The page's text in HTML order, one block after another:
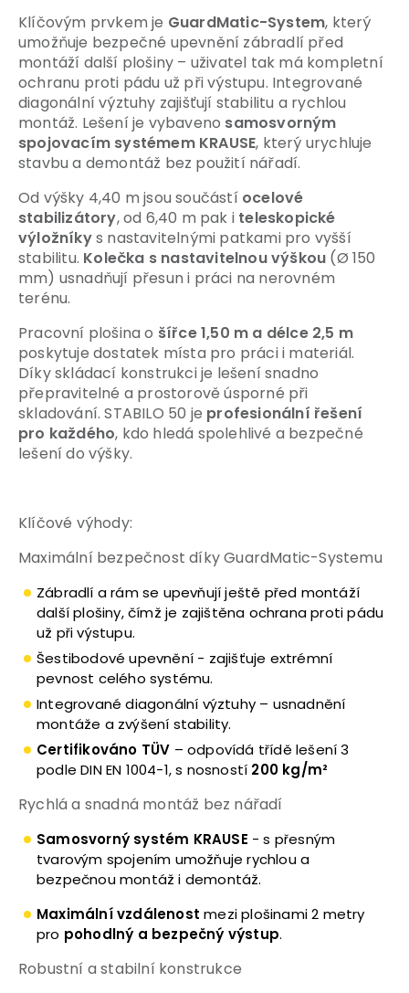
Klíčovým prvkem je GuardMatic-System, který
umožňuje bezpečné upevnění zábradlí před
montáží další plošiny – uživatel tak má kompletní
ochranu proti pádu už při výstupu. Integrované
diagonální výztuhy zajišťují stabilitu a rychlou
montáž. Lešení je vybaveno samosvorným
spojovacím systémem KRAUSE, který urychluje
stavbu a demontáž bez použití nářadí.
Od výšky 4,40 m jsou součástí ocelové
stabilizátory, od 6,40 m pak i teleskopické
výložníkys nastavitelnými patkami pro vyšší
stabilitu. Kolečka s nastavitelnou výškou (Ø 150
mm) usnadňují přesun i práci na nerovném
terénu.
Pracovní plošina o šířce 1,50 m a délce 2,5 m
poskytuje dostatek místa pro práci i materiál.
Díky skládací konstrukci je lešení snadno
přepravitelné a prostorově úsporné při
skladování. STABILO 50 je profesionální řešení
pro každého, kdo hledá spolehlivé a bezpečné
lešení do výšky.
Klíčové výhody:
Maximální bezpečnost díky GuardMatic-Systemu
Zábradlí a rám se upevňují ještě před montáží
další plošiny, čímž je zajištěna ochrana proti pádu
už při výstupu.
Šestibodové upevnění - zajišťuje extrémní
pevnost celého systému.
Integrované diagonální výztuhy – usnadnění
montáže a zvýšení stability.
Certifikováno TÜV – odpovídá třídě lešení 3
podle DIN EN 1004-1, s nosností 200 kg/m²
Rychlá a snadná montáž bez nářadí
Samosvorný systém KRAUSE - s přesným
tvarovým spojením umožňuje rychlou a
bezpečnou montáž i demontáž.
Maximální vzdálenost mezi plošinami 2 metry
pro pohodlný a bezpečný výstup.
Robustní a stabilní konstrukce